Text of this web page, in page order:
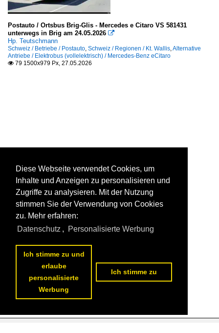
Postauto / Ortsbus Brig-Glis - Mercedes e Citaro VS 581431
unterwegs in Brig am 24.05.2026 
Hp. Teutschmann
Schweiz / Betriebe / Postauto, Schweiz / Regionen / Kt. Wallis,Alternative
Antriebe / Elektrobus (vollelektrisch) / Mercedes-Benz eCitaro
 79 1500x979 Px, 27.05.2026
Diese Webseite verwendet Cookies, um
Inhalte und Anzeigen zu personalisieren und
Zugriffe zu analysieren. Mit der Nutzung
stimmen Sie der Verwendung von Cookies
zu. Mehr erfahren:
Datenschutz , Personalisierte Werbung
Ich stimme zu und
erlaube
personalisierte
Werbung
Ich stimme zu